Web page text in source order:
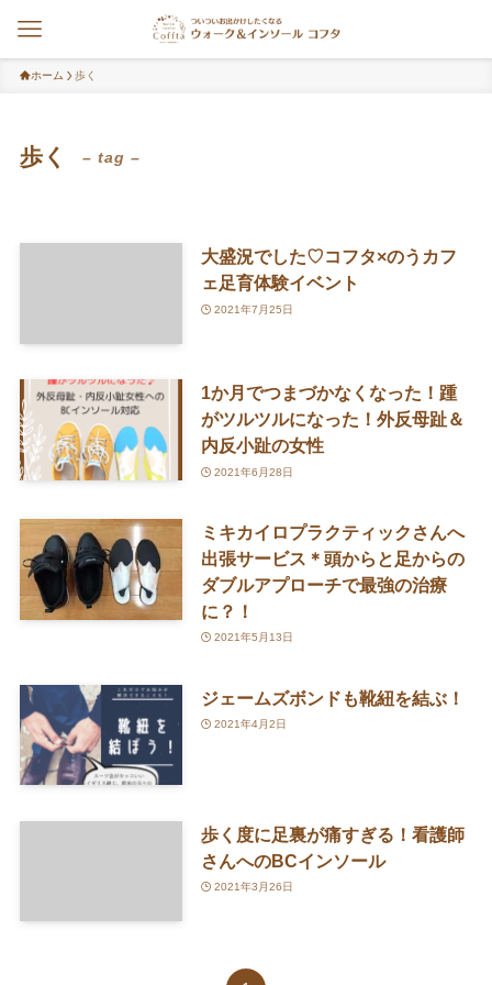
ホーム 歩く
歩く – tag –
大盛況でした♡コフタ×のうカフ
ェ足育体験イベント
2021年7月25日
1か月でつまづかなくなった！踵
がツルツルになった！外反母趾＆
内反小趾の女性
2021年6月28日
ミキカイロプラクティックさんへ
出張サービス＊頭からと足からの
ダブルアプローチで最強の治療
に？！
2021年5月13日
ジェームズボンドも靴紐を結ぶ！
2021年4月2日
歩く度に足裏が痛すぎる！看護師
さんへのBCインソール
2021年3月26日